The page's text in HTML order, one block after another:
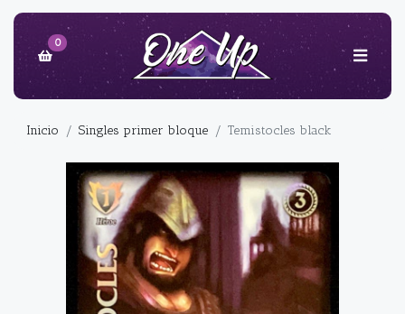
0
Inicio Singles primer bloque Temistocles black